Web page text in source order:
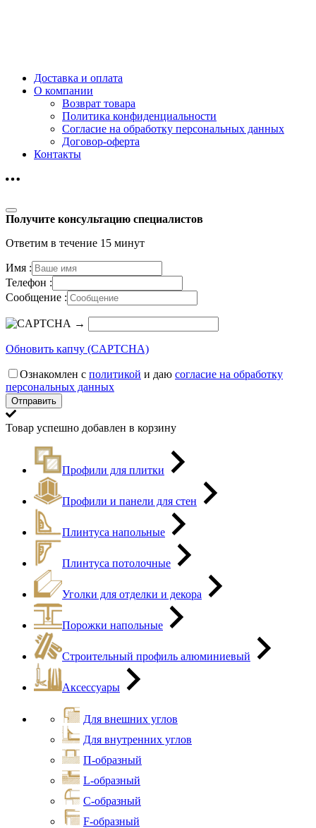
Доставка и оплата
О компании
Возврат товара
Политика конфиденциальности
Согласие на обработку персональных данных
Договор-оферта
Контакты
Получите консультацию специалистов
Ответим в течение 15 минут
Имя :
Телефон :
Сообщение :
→
Обновить капчу (CAPTCHA)
Ознакомлен с политикой и даю согласие на обработку
персональных данных
Товар успешно добавлен в корзину
Профили для плитки
Профили и панели для стен
Плинтуса напольные
Плинтуса потолочные
Уголки для отделки и декора
Порожки напольные
Строительный профиль алюминиевый
Аксессуары
Для внешних углов
Для внутренних углов
П-образный
L-образный
С-образный
F-образный